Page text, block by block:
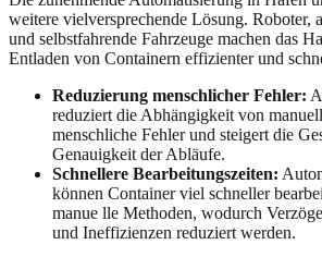
weitere vielversprechende Lösung. Roboter,
und selbstfahrende Fahrzeuge machen das
Entladen von Containern effizienter und
Reduzierung menschlicher Fehler:
reduziert die Abhängigkeit von
menschliche Fehler und steigert die
Genauigkeit der Abläufe.
Schnellere Bearbeitungszeiten:
können Container viel schneller
manue lle Methoden, wodurch
und Ineffizienzen reduziert werden.